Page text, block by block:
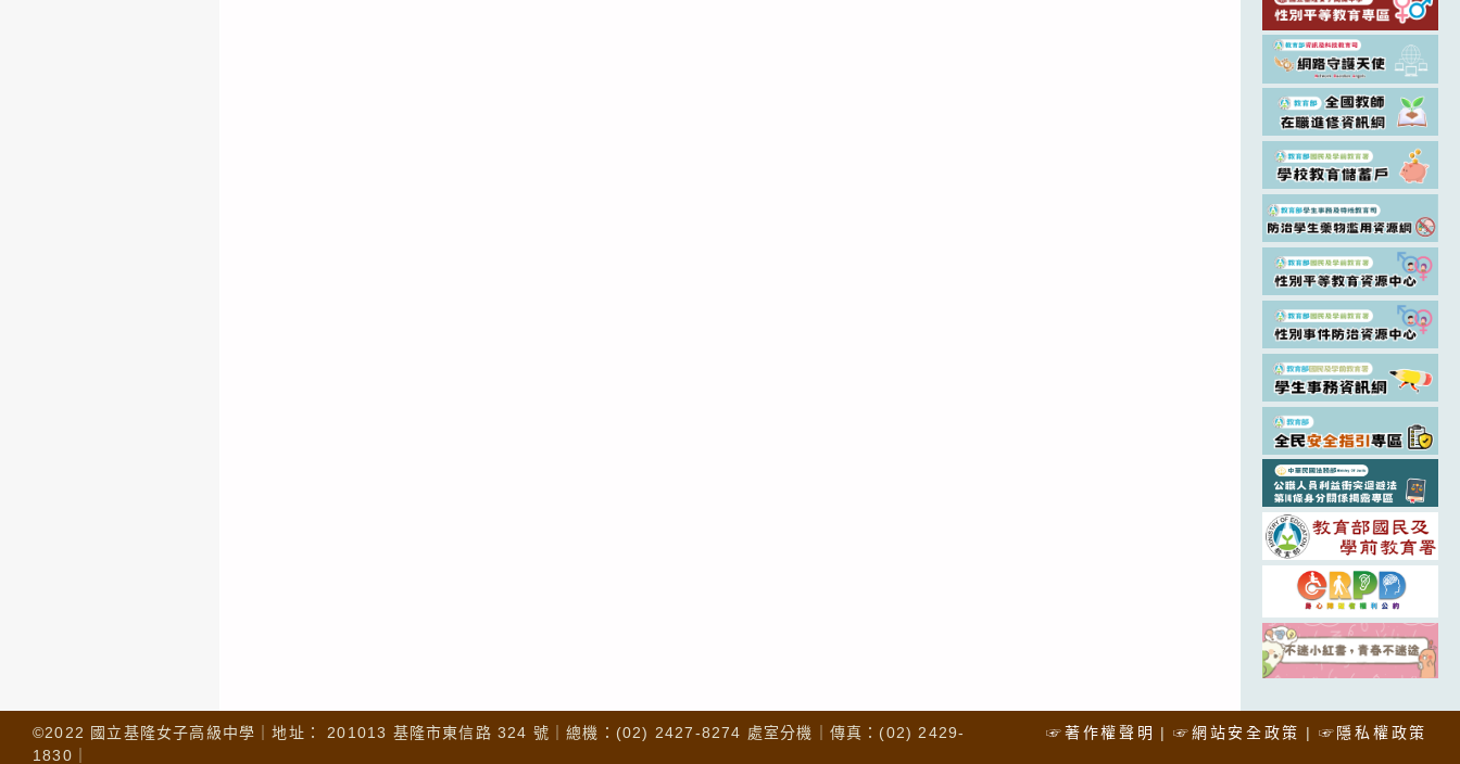
☞著作權聲明 ☞網站安全政策 ☞隱私權政策
©2022 國立基隆女子高級中學｜地址： 201013 基隆市東信路 324 號｜總機：(02) 2427-8274 處室分機｜傳真：(02) 2429-
1830｜